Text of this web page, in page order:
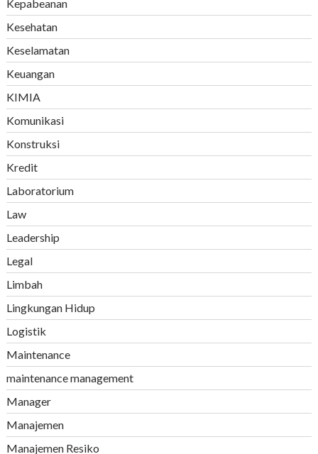
Kepabeanan
Kesehatan
Keselamatan
Keuangan
KIMIA
Komunikasi
Konstruksi
Kredit
Laboratorium
Law
Leadership
Legal
Limbah
Lingkungan Hidup
Logistik
Maintenance
maintenance management
Manager
Manajemen
Manajemen Resiko